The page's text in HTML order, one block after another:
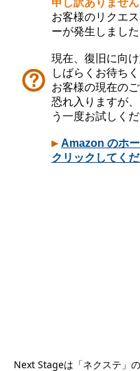
Next Stageは「ネクステ」